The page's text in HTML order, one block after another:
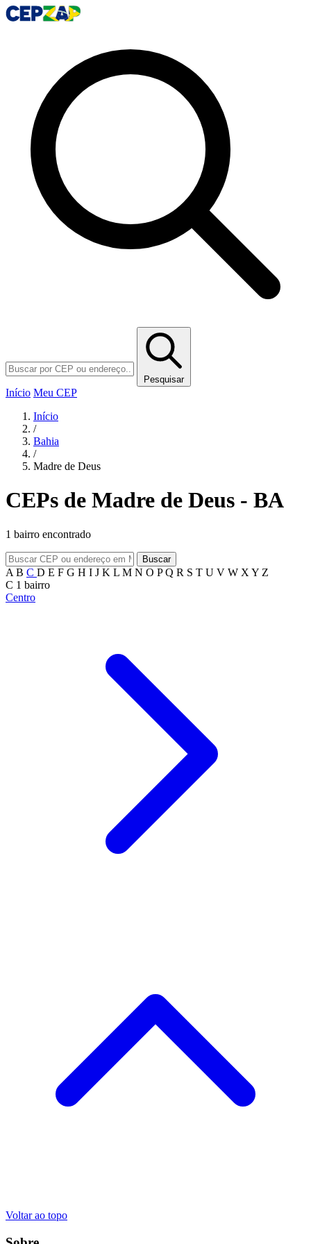
Pesquisar
Início Meu CEP
Início
/
Bahia
/
Madre de Deus
CEPs de Madre de Deus - BA
1 bairro encontrado
Buscar
A B C D E F G H I J K L M N O PQ R S T U V W X Y Z
C 1 bairro
Centro
Voltar ao topo